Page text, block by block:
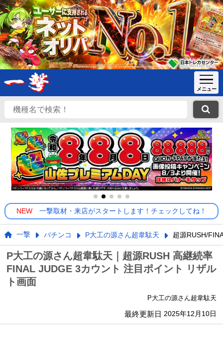
NEW 一撃取材・来店がスタートします！チェックしてね！
一撃 パチンコ P大工の源さん超韋駄天 超源RUSH/
P大工の源さん超韋駄天｜超源RUSH 高継続率
FINAL JUDGE 3カウント 注目ポイント リザル
ト画面
P大工の源さん超韋駄天
最終更新日 2025年12月10日